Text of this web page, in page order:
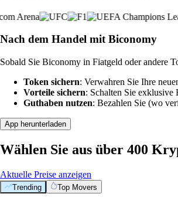
Nach dem Handel mit Biconomy
Sobald Sie Biconomy in Fiatgeld oder andere
Token sichern: Verwahren Sie Ihre
Vorteile sichern: Schalten Sie exklusive
Guthaben nutzen: Bezahlen Sie (wo
App herunterladen
Wählen Sie aus über 400
Aktuelle Preise anzeigen
Trending Top Movers